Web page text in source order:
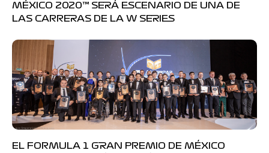
MÉXICO 2020™ SERÁ ESCENARIO DE UNA DE
LAS CARRERAS DE LA W SERIES
EL FORMULA 1 GRAN PREMIO DE MÉXICO